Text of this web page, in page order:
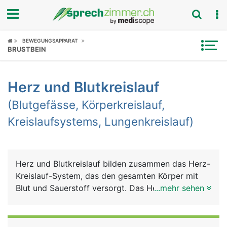
Fokus
Symptome
Untersuchungen
Ratgeber
Rubriken
BEWEGUNGSAPPARAT
BRUSTBEIN
Herz und Blutkreislauf
(Blutgefässe, Körperkreislauf,
Kreislaufsystems, Lungenkreislauf)
Herz und Blutkreislauf bilden zusammen das Herz-
Kreislauf-System, das den gesamten Körper mit
Blut und Sauerstoff versorgt. Das Herz ist dabei
...mehr sehen